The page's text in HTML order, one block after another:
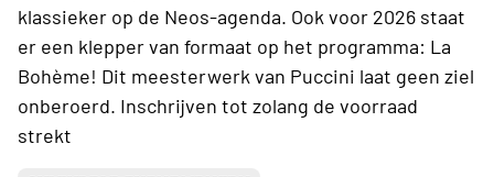
klassieker op de Neos-agenda. Ook voor 2026 staat
er een klepper van formaat op het programma: La
Bohème! Dit meesterwerk van Puccini laat geen ziel
onberoerd. Inschrijven tot zolang de voorraad
strekt